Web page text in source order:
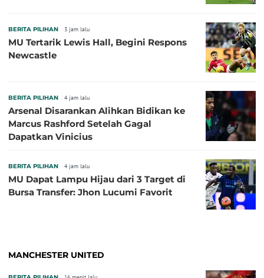
BERITA PILIHAN 3 jam lalu
MU Tertarik Lewis Hall, Begini Respons
Newcastle
BERITA PILIHAN 4 jam lalu
Arsenal Disarankan Alihkan Bidikan ke
Marcus Rashford Setelah Gagal
Dapatkan Vinicius
BERITA PILIHAN 4 jam lalu
MU Dapat Lampu Hijau dari 3 Target di
Bursa Transfer: Jhon Lucumi Favorit
MANCHESTER UNITED